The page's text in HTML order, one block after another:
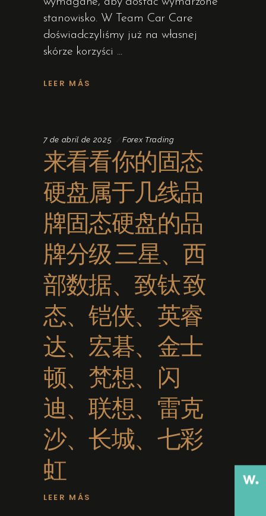
stanowisko. W Team Car Care
doświadczyliśmy już na własnej
skórze korzyści
LEER MÁS
7 de abril de 2025 Forex Trading
来看看你的固态
硬盘属于几线品
牌固态硬盘的品
牌分级 三星、西
部数据、致钛 致
态、铠侠、英睿
达、宏碁、金士
顿、梵想、闪
迪、联想、雷克
沙、长城、七彩
虹
LEER MÁS